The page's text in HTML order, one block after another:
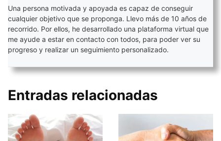
Una persona motivada y apoyada es capaz de conseguir
cualquier objetivo que se proponga. Llevo más de 10 años de
recorrido. Por ellos, he desarrollado una plataforma virtual que
me ayude a estar en contacto con todos, para poder ver su
progreso y realizar un seguimiento personalizado.
Entradas relacionadas